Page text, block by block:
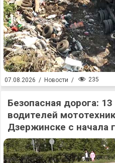
07.08.2026 / Новости / 235
Безопасная дорога:
водителей
Дзержинске с начала